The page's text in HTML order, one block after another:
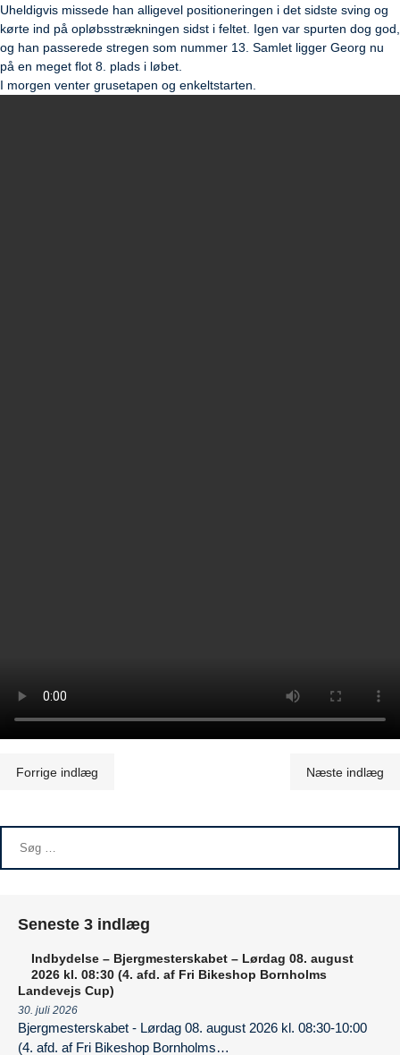
Uheldigvis missede han alligevel positioneringen i det sidste sving og
kørte ind på opløbsstrækningen sidst i feltet. Igen var spurten dog god,
og han passerede stregen som nummer 13. Samlet ligger Georg nu
på en meget flot 8. plads i løbet.
I morgen venter grusetapen og enkeltstarten.
Indlægsnavigation
Forrige indlæg Næste indlæg
Seneste 3 indlæg
Indbydelse – Bjergmesterskabet – Lørdag 08. august
2026 kl. 08:30 (4. afd. af Fri Bikeshop Bornholms
Landevejs Cup)
30. juli 2026
Bjergmesterskabet - Lørdag 08. august 2026 kl. 08:30-10:00
(4. afd. af Fri Bikeshop Bornholms…